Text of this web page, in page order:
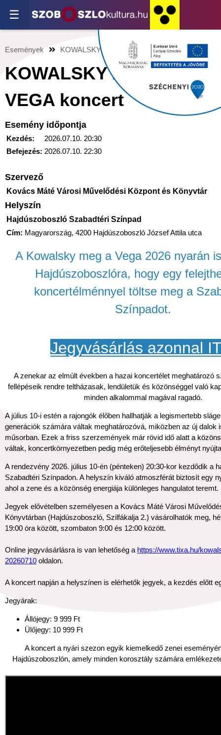
☰
Események KOWALSKY MEG A VEGA koncert
KOWALSKY MEG A
VEGA koncert
Esemény időpontja
Kezdés:
2026.07.10. 20:30
Befejezés: 2026.07.10. 22:30
Szervező
Kovács Máté Városi Művelődési Központ és Könyvtár
Helyszín
Hajdúszoboszló Szabadtéri Színpad
Cím: Magyarország, 4200 Hajdúszoboszló József Attila utca
A Kowalsky meg a Vega2026 nyarán
Hajdúszoboszlóra, hogy egy
koncertélménnyel töltse meg a
Színpadot.
Jegyvásárlás azonnal
A zenekar az elmúlt években a hazai koncertélet meghatározó
fellépéseik rendre teltházasak, lendületük és közönséggel való
minden alkalommal magával ragadó.
A július 10-i estén a rajongók élőben hallhatják a legismertebb
generációk számára váltak meghatározóvá, miközben az új dalok
műsorban. Ezek a friss szerzemények már rövid idő alatt a
váltak, koncertkörnyezetben pedig még erőteljesebb élményt
A rendezvény 2026. július 10-én (pénteken) 20:30-kor kezdődik a
Szabadtéri Színpadon. A helyszín kiváló atmoszférát biztosít egy
ahol a zene és a közönség energiája különleges hangulatot teremt.
Jegyek elővételben személyesen a Kovács Máté Városi
Könyvtárban (Hajdúszoboszló, Szilfákalja 2.) vásárolhatók meg,
19:00 óra között, szombaton 9:00 és 12:00 között.
Online jegyvásárlásra is van lehetőség a https://www.tixa.hu/
20260710 oldalon.
A koncert napján a helyszínen is elérhetők jegyek, a kezdés előtt
Jegyárak:
Állójegy: 9 999 Ft
Ülőjegy: 10 999 Ft
A koncert a nyári szezon egyik kiemelkedő zenei
Hajdúszoboszlón, amely minden korosztály számára